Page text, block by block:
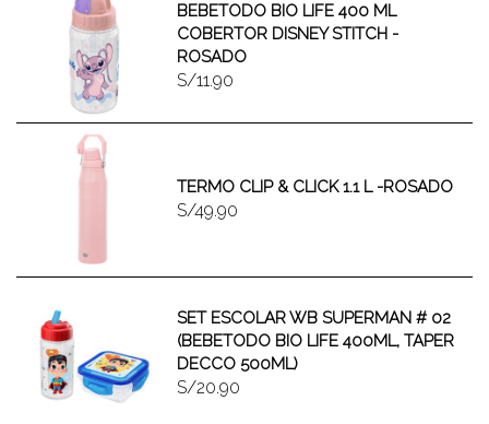
BEBETODO BIO LIFE 400 ML
COBERTOR DISNEY STITCH -
ROSADO
S/11.90
TERMO CLIP & CLICK 1.1 L -ROSADO
S/49.90
SET ESCOLAR WB SUPERMAN # 02
(BEBETODO BIO LIFE 400ML, TAPER
DECCO 500ML)
S/20.90